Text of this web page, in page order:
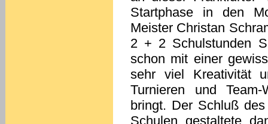
Startphase in den
Meister Christan
2 + 2 Schulstunden
schon mit einer
sehr viel Kreativität
Turnieren und Team-
bringt. Der Schluß
Schulen gestaltete